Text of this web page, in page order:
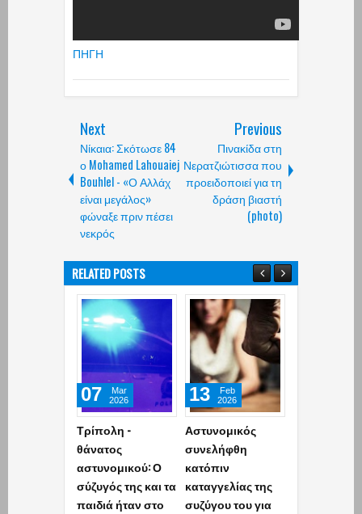
ΠΗΓΗ
Next
Νίκαια: Σκότωσε 84
ο Mohamed Lahouaiej
Bouhlel - «Ο Αλλάχ
είναι μεγάλος»
φώναξε πριν πέσει
νεκρός
Previous
Πινακίδα στη
Νερατζιώτισσα που
προειδοποιεί για τη
δράση βιαστή
(photo)
RELATED POSTS
Τρίπολη -
θάνατος
αστυνομικού: Ο
σύζυγός της και τα
παιδιά ήταν στο
07
Mar
2026
Αστυνομικός
συνελήφθη
κατόπιν
καταγγελίας της
συζύγου του για
13
Feb
2026